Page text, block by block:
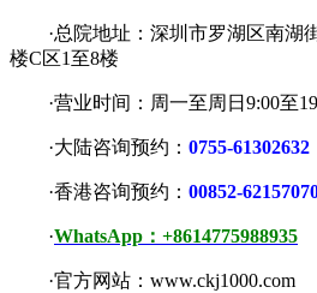
·总院地址：深圳市罗湖区南湖
楼C区1至8楼
·营业时间：周一至周日9:00至
·大陆咨询预约： 0755-61302632
·香港咨询预约： 00852-
·WhatsApp：+8614775988935
·官方网站：www.ckj1000.com